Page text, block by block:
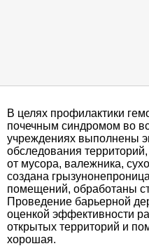
В целях профилактики
почечным синдромом во
учреждениях выполнены
обследования
от мусора, валежника,
создана
помещений, обработаны
Проведение барьерной
оценкой эффективности
открытых территорий и
хорошая.